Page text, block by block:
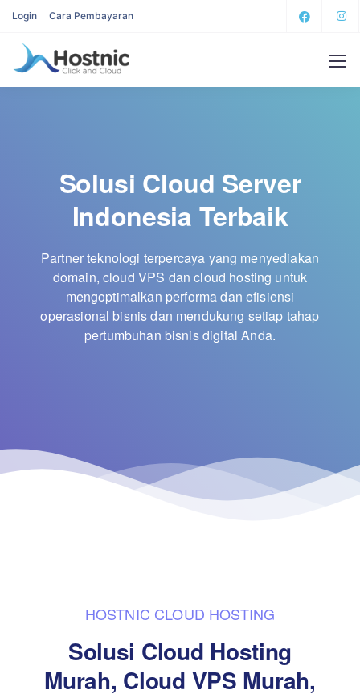
Login Cara Pembayaran
Solusi Cloud Server
Indonesia Terbaik
Partner teknologi terpercaya yang menyediakan
domain, cloud VPS dan cloud hosting untuk
mengoptimalkan performa dan efisiensi
operasional bisnis dan mendukung setiap tahap
pertumbuhan bisnis digital Anda.
HOSTNIC CLOUD HOSTING
Solusi Cloud Hosting
Murah, Cloud VPS Murah,